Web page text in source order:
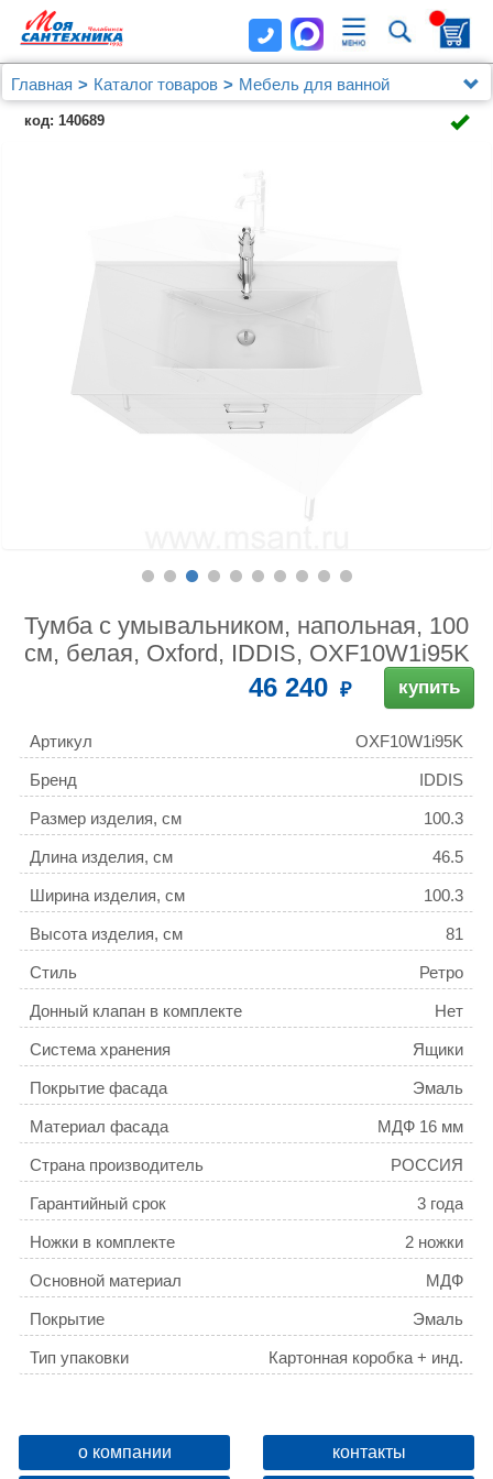
Главная Каталог товаров
Мебель для ванной
Мебель 100 - 120 см.
Тумба с умывальником, напольная, 100 см, белая,
код: 140689
Тумба с умывальником, напольная, 100
см, белая, Oxford, IDDIS, OXF10W1i95K
46 240 купить
Артикул OXF10W1i95K
Бренд IDDIS
Размер изделия, см 100.3
Длина изделия, см 46.5
Ширина изделия, см 100.3
Высота изделия, см 81
Стиль Ретро
Донный клапан в комплекте Нет
Система хранения Ящики
Покрытие фасада Эмаль
Материал фасада МДФ 16 мм
Страна производитель РОССИЯ
Гарантийный срок 3 года
Ножки в комплекте 2 ножки
Основной материал МДФ
Покрытие Эмаль
Тип упаковки
Картонная коробка + инд.
пакет + пенопластовые
Дополнительный материал ВЛДСП
Уникальные преимущества Плоский умывальник,
о компании контакты